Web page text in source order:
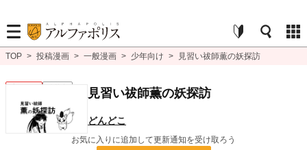
TOP > 投稿漫画 > 一般漫画 > 少年向け > 見習い祓師薫の妖探訪
見習い祓師薫の妖探訪
どんどこ
お気に入りに追加して更新通知を受け取ろう